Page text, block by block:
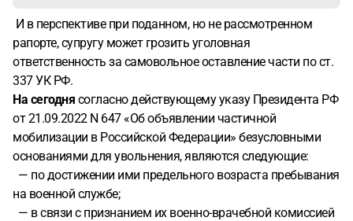
И в перспективе при поданном, но не рассмотренном
рапорте, супругу может грозить уголовная
ответственность за самовольное оставление части по ст.
337 УК РФ.
На сегодня согласно действующему указу Президента РФ
от 21.09.2022 N 647 «Об объявлении частичной
мобилизации в Российской Федерации» безусловными
основаниями для увольнения, являются следующие:
— по достижении ими предельного возраста пребывания
на военной службе;
— в связи с признанием их военно-врачебной комиссией